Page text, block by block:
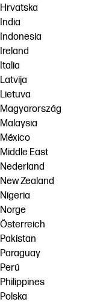
Hrvatska
India
Indonesia
Ireland
Italia
Latvija
Lietuva
Magyarország
Malaysia
México
Middle East
Nederland
New Zealand
Nigeria
Norge
Österreich
Pakistan
Paraguay
Perú
Philippines
Polska